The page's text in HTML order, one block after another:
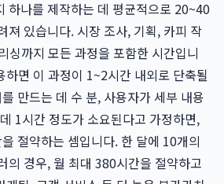
하나를 제작하는 데 평균적으로 20~40
져 있습니다. 시장 조사, 기획, 카피 작
싱까지 모든 과정을 포함한 시간입니
하면 이 과정이 1~2시간 내외로 단축될
만드는 데 수 분, 사용자가 세부 내용
1시간 정도가 소요된다고 가정하면,
절약하는 셈입니다. 한 달에 10개의
의 경우, 월 최대 380시간을 절약하고